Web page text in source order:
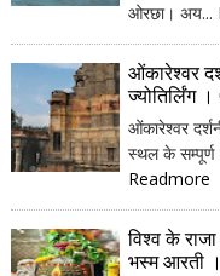
ओरछा। अय...
ओंकारेश्वर
ओंकारेश्वर
स्थल के सम्पूर्ण
Readmore
विश्व के
भस्म आरती